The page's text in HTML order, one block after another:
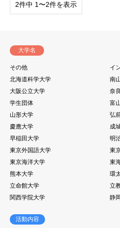
2件中 1〜2件を表示
大学名
その他
イ
北海道科学大学
南
大阪公立大学
奈
学生団体
富
山形大学
弘
慶應大学
成
早稲田大学
明
東京外国語大学
東
東京海洋大学
東
熊本大学
環
立命館大学
立
関西学院大学
静
活動内容